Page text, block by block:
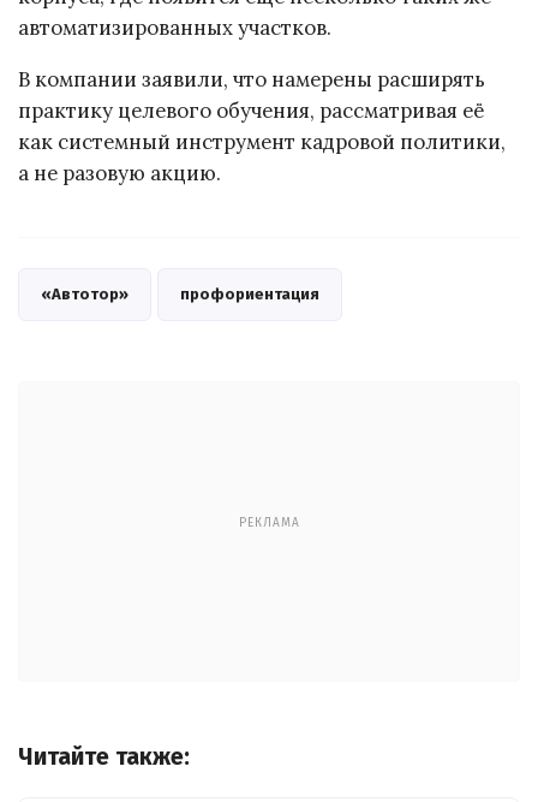
автоматизированных участков.
В компании заявили, что намерены расширять
практику целевого обучения, рассматривая её
как системный инструмент кадровой политики,
а не разовую акцию.
«Автотор» профориентация
РЕКЛАМА
Читайте также: